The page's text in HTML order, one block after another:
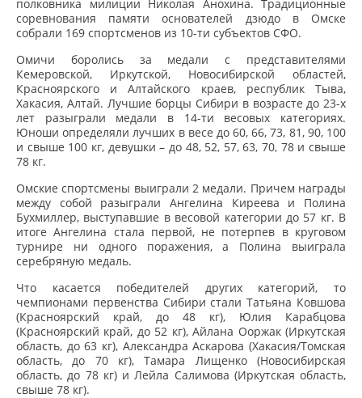
полковника милиции Николая Анохина. Традиционные
соревнования памяти основателей дзюдо в Омске
собрали 169 спортсменов из 10-ти субъектов СФО.
Омичи боролись за медали с представителями
Кемеровской, Иркутской, Новосибирской областей,
Красноярского и Алтайского краев, республик Тыва,
Хакасия, Алтай. Лучшие борцы Сибири в возрасте до 23-х
лет разыграли медали в 14-ти весовых категориях.
Юноши определяли лучших в весе до 60, 66, 73, 81, 90, 100
и свыше 100 кг, девушки – до 48, 52, 57, 63, 70, 78 и свыше
78 кг.
Омские спортсмены выиграли 2 медали. Причем награды
между собой разыграли Ангелина Киреева и Полина
Бухмиллер, выступавшие в весовой категории до 57 кг. В
итоге Ангелина стала первой, не потерпев в круговом
турнире ни одного поражения, а Полина выиграла
серебряную медаль.
Что касается победителей других категорий, то
чемпионами первенства Сибири стали Татьяна Ковшова
(Красноярский край, до 48 кг), Юлия Карабцова
(Красноярский край, до 52 кг), Айлана Ооржак (Иркутская
область, до 63 кг), Александра Аскарова (Хакасия/Томская
область, до 70 кг), Тамара Лищенко (Новосибирская
область, до 78 кг) и Лейла Салимова (Иркутская область,
свыше 78 кг).